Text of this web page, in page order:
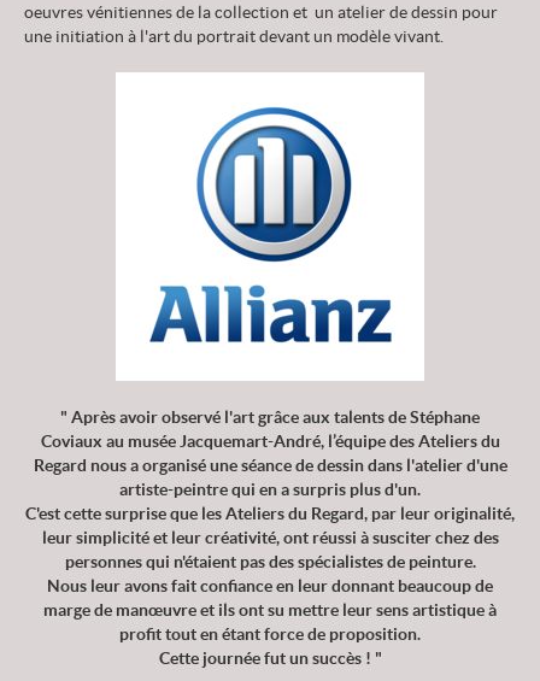
oeuvres vénitiennes de la collection et un atelier de dessin pour
une initiation à l'art du portrait devant un modèle vivant.
" Après avoir observé l'art grâce aux talents de Stéphane
Coviaux au musée Jacquemart-André, l’équipe des Ateliers du
Regard nous a organisé une séance de dessin dans l'atelier d'une
artiste-peintre qui en a surpris plus d'un.
C'est cette surprise que les Ateliers du Regard, par leur originalité,
leur simplicité et leur créativité, ont réussi à susciter chez des
personnes qui n'étaient pas des spécialistes de peinture.
Nous leur avons fait confiance en leur donnant beaucoup de
marge de manœuvre et ils ont su mettre leur sens artistique à
profit tout en étant force de proposition.
Cette journée fut un succès ! "